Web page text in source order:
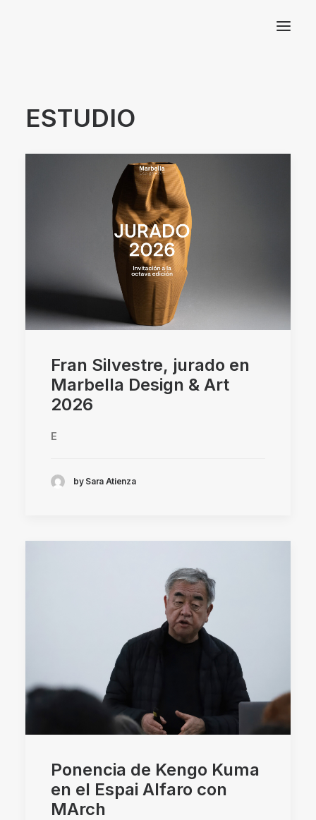
ESTUDIO
Fran Silvestre, jurado en
Marbella Design & Art
2026
E
by Sara Atienza
Ponencia de Kengo Kuma
en el Espai Alfaro con
MArch